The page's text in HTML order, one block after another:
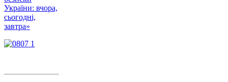
України: вчора,
сьогодні,
завтра»